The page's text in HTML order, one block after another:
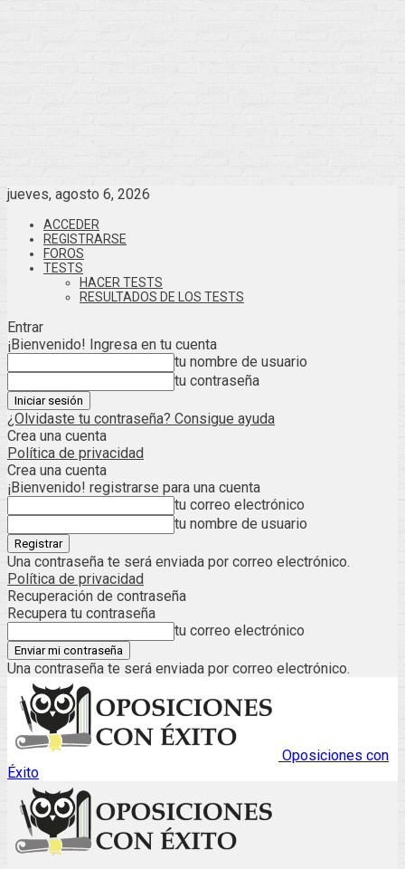
jueves, agosto 6, 2026
ACCEDER
REGISTRARSE
FOROS
TESTS
HACER TESTS
RESULTADOS DE LOS TESTS
Entrar
¡Bienvenido! Ingresa en tu cuenta
tu nombre de usuario
tu contraseña
¿Olvidaste tu contraseña? Consigue ayuda
Crea una cuenta
Política de privacidad
Crea una cuenta
¡Bienvenido! registrarse para una cuenta
tu correo electrónico
tu nombre de usuario
Una contraseña te será enviada por correo electrónico.
Política de privacidad
Recuperación de contraseña
Recupera tu contraseña
tu correo electrónico
Una contraseña te será enviada por correo electrónico.
Oposiciones con
Éxito